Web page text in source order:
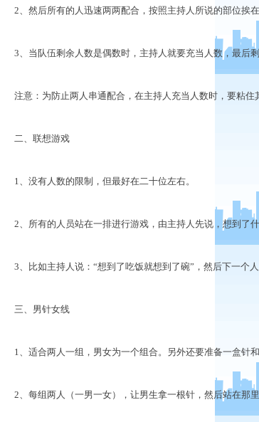
2、然后所有的人迅速两两配合，按照主持人所说的部位挨在
3、当队伍剩余人数是偶数时，主持人就要充当人数，最后
注意：为防止两人串通配合，在主持人充当人数时，要粘住
二、联想游戏
1、没有人数的限制，但最好在二十位左右。
2、所有的人员站在一排进行游戏，由主持人先说，想到了什
3、比如主持人说：“想到了吃饭就想到了碗”，然后下一个
三、男针女线
1、适合两人一组，男女为一个组合。另外还要准备一盒针和
2、每组两人（一男一女），让男生拿一根针，然后站在那里